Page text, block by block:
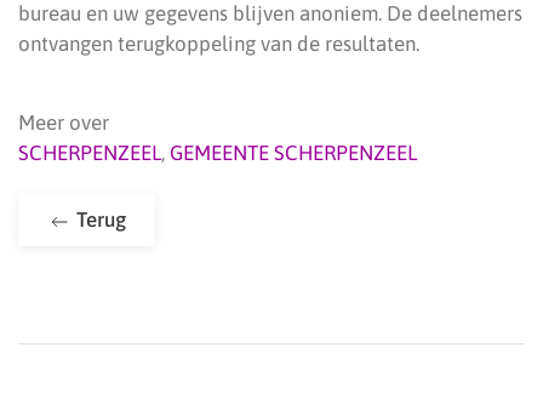
bureau en uw gegevens blijven anoniem. De deelnemers
ontvangen terugkoppeling van de resultaten.
Meer over
SCHERPENZEEL, GEMEENTE SCHERPENZEEL
Terug